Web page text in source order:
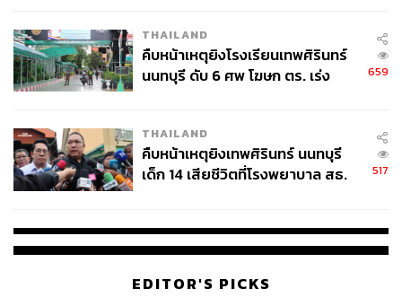
THAILAND
คืบหน้าเหตุยิงโรงเรียนเทพศิรินทร์
นนทบุรี ดับ 6 ศพ โฆษก ตร. เร่ง
659
THAILAND
คืบหน้าเหตุยิงเทพศิรินทร์ นนทบุรี
เด็ก 14 เสียชีวิตที่โรงพยาบาล สธ.
517
EDITOR'S PICKS